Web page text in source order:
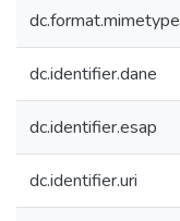
dc.format.mimetype
dc.identifier.dane
dc.identifier.esap
dc.identifier.uri